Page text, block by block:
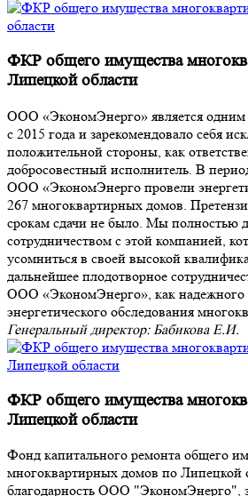
ФКР общего имущества
Липецкой области
ООО «ЭкономЭнерго» является одним
с 2015 года и зарекомендовало себя
положительной стороны, как
добросовестный исполнитель. В
ООО «ЭкономЭнерго провели
267 многоквартирных домов.
срокам сдачи не было. Мы полностью
сотрудничеством с этой компанией,
усомниться в своей высокой
дальнейшее плодотворное
ООО «ЭкономЭнерго», как надежного
энергетического обследования
Генеральный директор: Бабикова Е.И.
ФКР общего имущества
Липецкой области
Фонд капитального ремонта общего
многоквартирных домов по Липецкой
благодарность ООО "ЭкономЭнерго",